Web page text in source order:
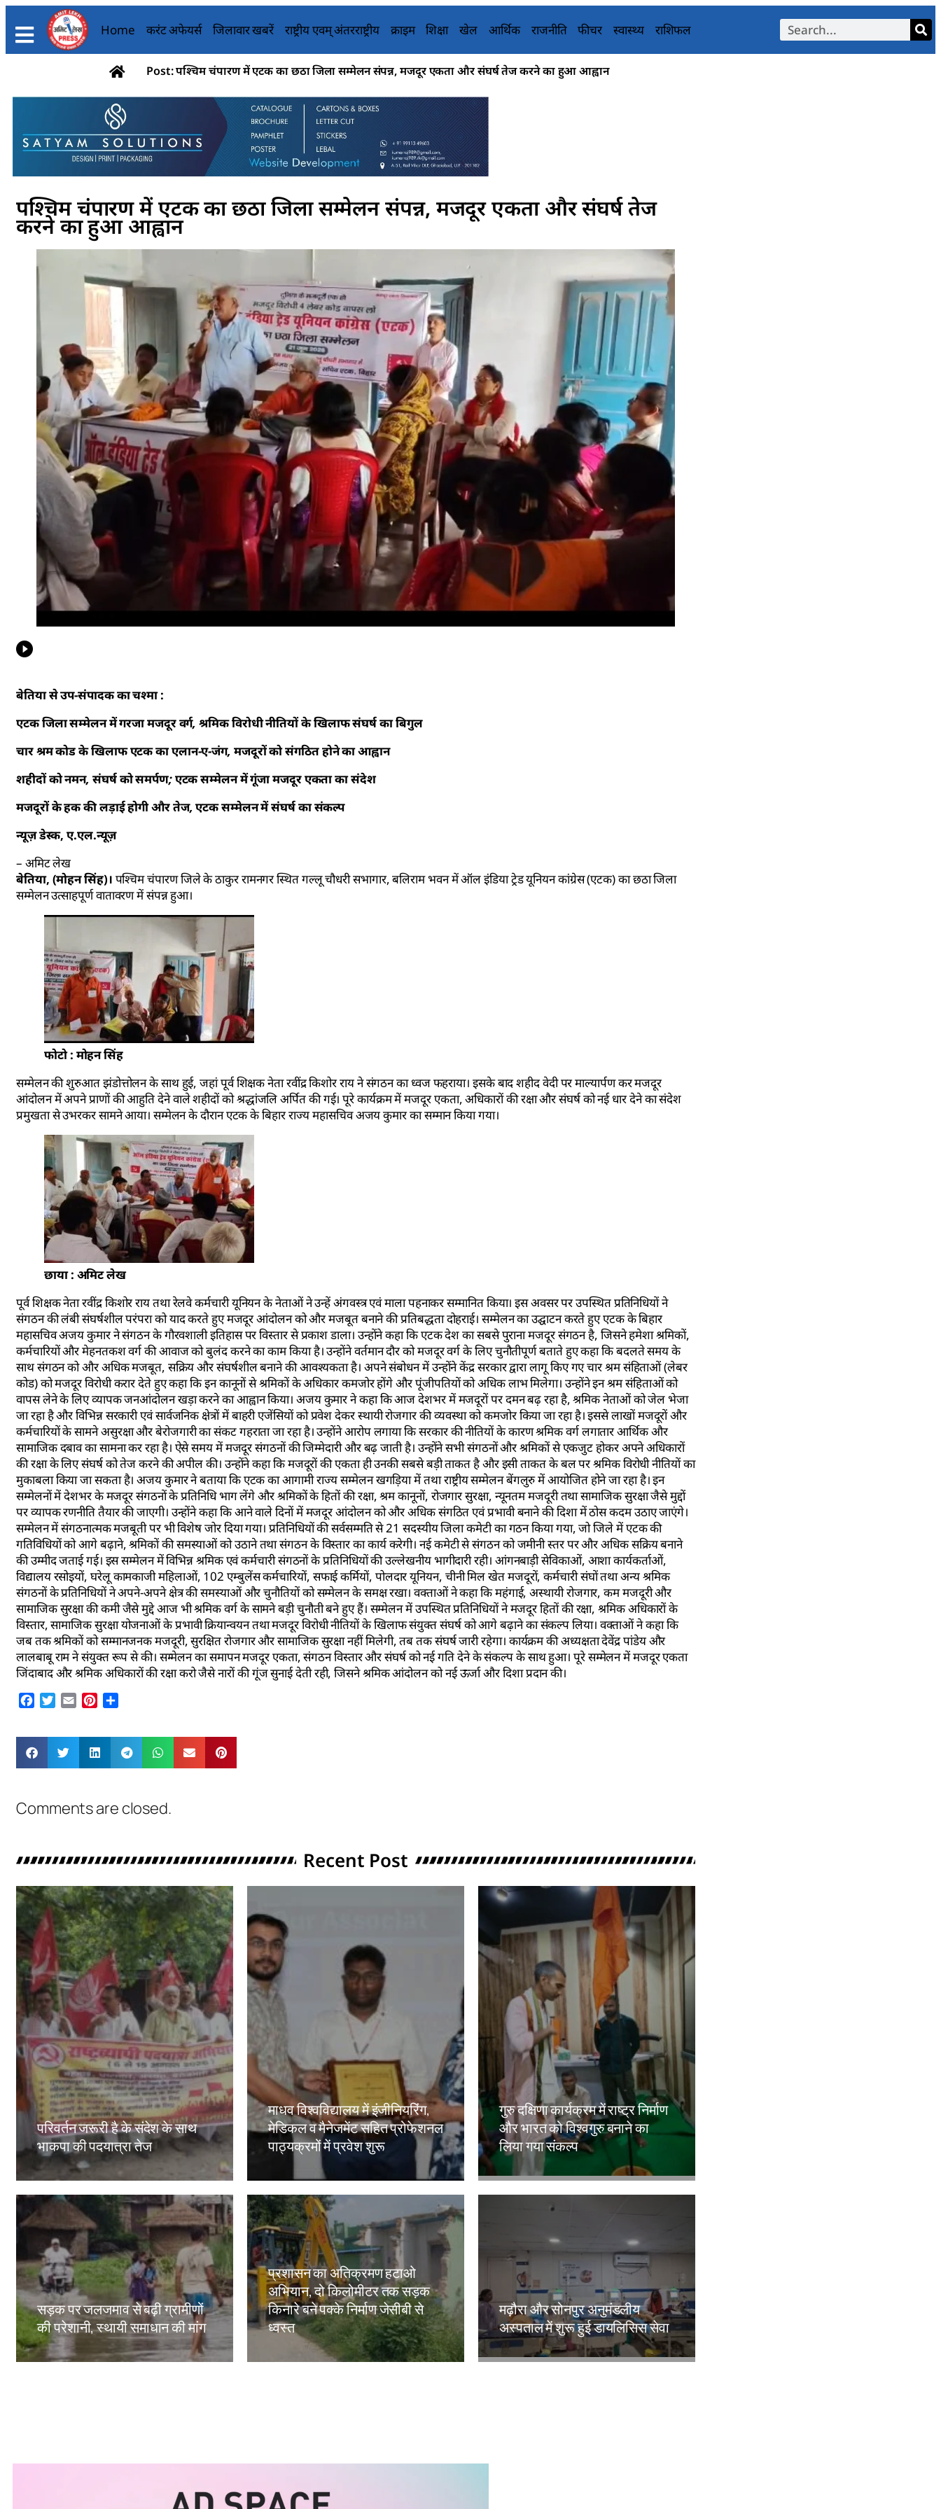
Home करंट अफेयर्स जिलावार खबरें राष्ट्रीय एवम् अंतरराष्ट्रीय क्राइम शिक्षा खेल आर्थिक राजनीति फीचर स्वास्थ्य राशिफल
Post: पश्चिम चंपारण में एटक का छठा जिला सम्मेलन संपन्न, मजदूर एकता और संघर्ष तेज करने का हुआ आह्वान
पश्चिम चंपारण में एटक का छठा जिला सम्मेलन संपन्न, मजदूर एकता और संघर्ष तेज
करने का हुआ आह्वान
बेतिया से उप-संपादक का चश्मा :
एटक जिला सम्मेलन में गरजा मजदूर वर्ग, श्रमिक विरोधी नीतियों के खिलाफ संघर्ष का बिगुल
चार श्रम कोड के खिलाफ एटक का एलान-ए-जंग, मजदूरों को संगठित होने का आह्वान
शहीदों को नमन, संघर्ष को समर्पण; एटक सम्मेलन में गूंजा मजदूर एकता का संदेश
मजदूरों के हक की लड़ाई होगी और तेज, एटक सम्मेलन में संघर्ष का संकल्प
न्यूज़ डेस्क, ए.एल.न्यूज़
– अमिट लेख
बेतिया, (मोहन सिंह)। पश्चिम चंपारण जिले के ठाकुर रामनगर स्थित गल्लू चौधरी सभागार, बलिराम भवन में ऑल इंडिया ट्रेड यूनियन कांग्रेस (एटक) का छठा जिला
सम्मेलन उत्साहपूर्ण वातावरण में संपन्न हुआ।
फोटो : मोहन सिंह
सम्मेलन की शुरुआत झंडोत्तोलन के साथ हुई, जहां पूर्व शिक्षक नेता रवींद्र किशोर राय ने संगठन का ध्वज फहराया। इसके बाद शहीद वेदी पर माल्यार्पण कर मजदूर
आंदोलन में अपने प्राणों की आहुति देने वाले शहीदों को श्रद्धांजलि अर्पित की गई। पूरे कार्यक्रम में मजदूर एकता, अधिकारों की रक्षा और संघर्ष को नई धार देने का संदेश
प्रमुखता से उभरकर सामने आया। सम्मेलन के दौरान एटक के बिहार राज्य महासचिव अजय कुमार का सम्मान किया गया।
छाया : अमिट लेख
पूर्व शिक्षक नेता रवींद्र किशोर राय तथा रेलवे कर्मचारी यूनियन के नेताओं ने उन्हें अंगवस्त्र एवं माला पहनाकर सम्मानित किया। इस अवसर पर उपस्थित प्रतिनिधियों ने
संगठन की लंबी संघर्षशील परंपरा को याद करते हुए मजदूर आंदोलन को और मजबूत बनाने की प्रतिबद्धता दोहराई। सम्मेलन का उद्घाटन करते हुए एटक के बिहार
महासचिव अजय कुमार ने संगठन के गौरवशाली इतिहास पर विस्तार से प्रकाश डाला। उन्होंने कहा कि एटक देश का सबसे पुराना मजदूर संगठन है, जिसने हमेशा श्रमिकों,
कर्मचारियों और मेहनतकश वर्ग की आवाज को बुलंद करने का काम किया है। उन्होंने वर्तमान दौर को मजदूर वर्ग के लिए चुनौतीपूर्ण बताते हुए कहा कि बदलते समय के
साथ संगठन को और अधिक मजबूत, सक्रिय और संघर्षशील बनाने की आवश्यकता है। अपने संबोधन में उन्होंने केंद्र सरकार द्वारा लागू किए गए चार श्रम संहिताओं (लेबर
कोड) को मजदूर विरोधी करार देते हुए कहा कि इन कानूनों से श्रमिकों के अधिकार कमजोर होंगे और पूंजीपतियों को अधिक लाभ मिलेगा। उन्होंने इन श्रम संहिताओं को
वापस लेने के लिए व्यापक जनआंदोलन खड़ा करने का आह्वान किया। अजय कुमार ने कहा कि आज देशभर में मजदूरों पर दमन बढ़ रहा है, श्रमिक नेताओं को जेल भेजा
जा रहा है और विभिन्न सरकारी एवं सार्वजनिक क्षेत्रों में बाहरी एजेंसियों को प्रवेश देकर स्थायी रोजगार की व्यवस्था को कमजोर किया जा रहा है। इससे लाखों मजदूरों और
कर्मचारियों के सामने असुरक्षा और बेरोजगारी का संकट गहराता जा रहा है। उन्होंने आरोप लगाया कि सरकार की नीतियों के कारण श्रमिक वर्ग लगातार आर्थिक और
सामाजिक दबाव का सामना कर रहा है। ऐसे समय में मजदूर संगठनों की जिम्मेदारी और बढ़ जाती है। उन्होंने सभी संगठनों और श्रमिकों से एकजुट होकर अपने अधिकारों
की रक्षा के लिए संघर्ष को तेज करने की अपील की। उन्होंने कहा कि मजदूरों की एकता ही उनकी सबसे बड़ी ताकत है और इसी ताकत के बल पर श्रमिक विरोधी नीतियों का
मुकाबला किया जा सकता है। अजय कुमार ने बताया कि एटक का आगामी राज्य सम्मेलन खगड़िया में तथा राष्ट्रीय सम्मेलन बेंगलुरु में आयोजित होने जा रहा है। इन
सम्मेलनों में देशभर के मजदूर संगठनों के प्रतिनिधि भाग लेंगे और श्रमिकों के हितों की रक्षा, श्रम कानूनों, रोजगार सुरक्षा, न्यूनतम मजदूरी तथा सामाजिक सुरक्षा जैसे मुद्दों
पर व्यापक रणनीति तैयार की जाएगी। उन्होंने कहा कि आने वाले दिनों में मजदूर आंदोलन को और अधिक संगठित एवं प्रभावी बनाने की दिशा में ठोस कदम उठाए जाएंगे।
सम्मेलन में संगठनात्मक मजबूती पर भी विशेष जोर दिया गया। प्रतिनिधियों की सर्वसम्मति से 21 सदस्यीय जिला कमेटी का गठन किया गया, जो जिले में एटक की
गतिविधियों को आगे बढ़ाने, श्रमिकों की समस्याओं को उठाने तथा संगठन के विस्तार का कार्य करेगी। नई कमेटी से संगठन को जमीनी स्तर पर और अधिक सक्रिय बनाने
की उम्मीद जताई गई। इस सम्मेलन में विभिन्न श्रमिक एवं कर्मचारी संगठनों के प्रतिनिधियों की उल्लेखनीय भागीदारी रही। आंगनबाड़ी सेविकाओं, आशा कार्यकर्ताओं,
विद्यालय रसोइयों, घरेलू कामकाजी महिलाओं, 102 एम्बुलेंस कर्मचारियों, सफाई कर्मियों, पोलदार यूनियन, चीनी मिल खेत मजदूरों, कर्मचारी संघों तथा अन्य श्रमिक
संगठनों के प्रतिनिधियों ने अपने-अपने क्षेत्र की समस्याओं और चुनौतियों को सम्मेलन के समक्ष रखा। वक्ताओं ने कहा कि महंगाई, अस्थायी रोजगार, कम मजदूरी और
सामाजिक सुरक्षा की कमी जैसे मुद्दे आज भी श्रमिक वर्ग के सामने बड़ी चुनौती बने हुए हैं। सम्मेलन में उपस्थित प्रतिनिधियों ने मजदूर हितों की रक्षा, श्रमिक अधिकारों के
विस्तार, सामाजिक सुरक्षा योजनाओं के प्रभावी क्रियान्वयन तथा मजदूर विरोधी नीतियों के खिलाफ संयुक्त संघर्ष को आगे बढ़ाने का संकल्प लिया। वक्ताओं ने कहा कि
जब तक श्रमिकों को सम्मानजनक मजदूरी, सुरक्षित रोजगार और सामाजिक सुरक्षा नहीं मिलेगी, तब तक संघर्ष जारी रहेगा। कार्यक्रम की अध्यक्षता देवेंद्र पांडेय और
लालबाबू राम ने संयुक्त रूप से की। सम्मेलन का समापन मजदूर एकता, संगठन विस्तार और संघर्ष को नई गति देने के संकल्प के साथ हुआ। पूरे सम्मेलन में मजदूर एकता
जिंदाबाद और श्रमिक अधिकारों की रक्षा करो जैसे नारों की गूंज सुनाई देती रही, जिसने श्रमिक आंदोलन को नई ऊर्जा और दिशा प्रदान की।
Facebook
Twitter
Email Pinterest
Comments are closed.
Recent Post
परिवर्तन जरूरी है के संदेश के साथ
भाकपा की पदयात्रा तेज
Amit Lekh
माधव विश्वविद्यालय में इंजीनियरिंग,
मेडिकल व मैनेजमेंट सहित प्रोफेशनल
पाठ्यक्रमों में प्रवेश शुरू
गुरु दक्षिणा कार्यक्रम में राष्ट्र निर्माण
और भारत को विश्वगुरु बनाने का
लिया गया संकल्प
Amit Lekh
सड़क पर जलजमाव से बढ़ी ग्रामीणों
की परेशानी, स्थायी समाधान की मांग
Amit Lekh
प्रशासन का अतिक्रमण हटाओ
अभियान, दो किलोमीटर तक सड़क
किनारे बने पक्के निर्माण जेसीबी से
ध्वस्त
मढ़ौरा और सोनपुर अनुमंडलीय
अस्पताल में शुरू हुई डायलिसिस सेवा
Amit Lekh